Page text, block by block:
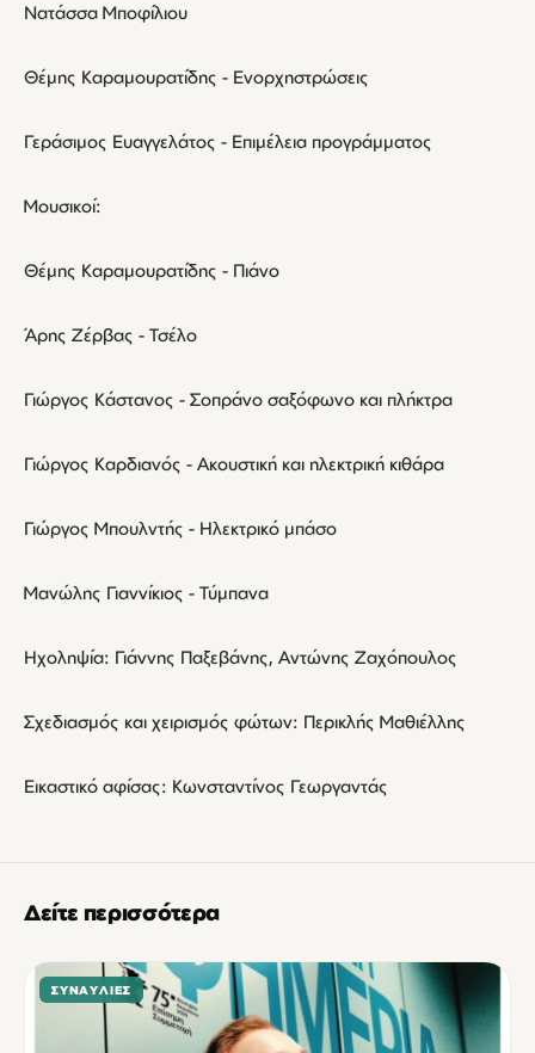
Νατάσσα Μποφίλιου
Θέμης Καραμουρατίδης - Ενορχηστρώσεις
Γεράσιμος Ευαγγελάτος - Επιμέλεια προγράμματος
Μουσικοί:
Θέμης Καραμουρατίδης - Πιάνο
Άρης Ζέρβας - Τσέλο
Γιώργος Κάστανος - Σοπράνο σαξόφωνο και πλήκτρα
Γιώργος Καρδιανός - Ακουστική και ηλεκτρική κιθάρα
Γιώργος Μπουλντής - Ηλεκτρικό μπάσο
Μανώλης Γιαννίκιος - Τύμπανα
Ηχοληψία: Γιάννης Παξεβάνης, Αντώνης Ζαχόπουλος
Σχεδιασμός και χειρισμός φώτων: Περικλής Μαθιέλλης
Εικαστικό αφίσας: Κωνσταντίνος Γεωργαντάς
Δείτε περισσότερα
ΣΥΝΑΥΛΊΕΣ